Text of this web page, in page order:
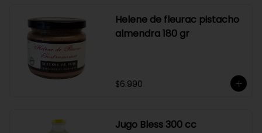
Helene de fleurac pistacho
almendra 180 gr
$6.990
Jugo Bless 300 cc